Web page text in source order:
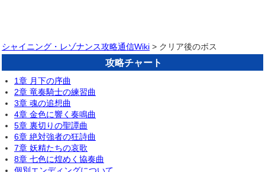
シャイニング・レゾナンス攻略通信Wiki > クリア後のボス
攻略チャート
1章 月下の序曲
2章 竜奏騎士の練習曲
3章 魂の追想曲
4章 金色に響く奏鳴曲
5章 裏切りの聖譚曲
6章 絶対強者の狂詩曲
7章 妖精たちの哀歌
8章 七色に煌めく協奏曲
個別エンディングについて